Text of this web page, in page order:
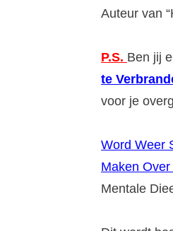
Auteur van
P.S. Ben jij
te
voor je
Word Weer
Maken
Mentale